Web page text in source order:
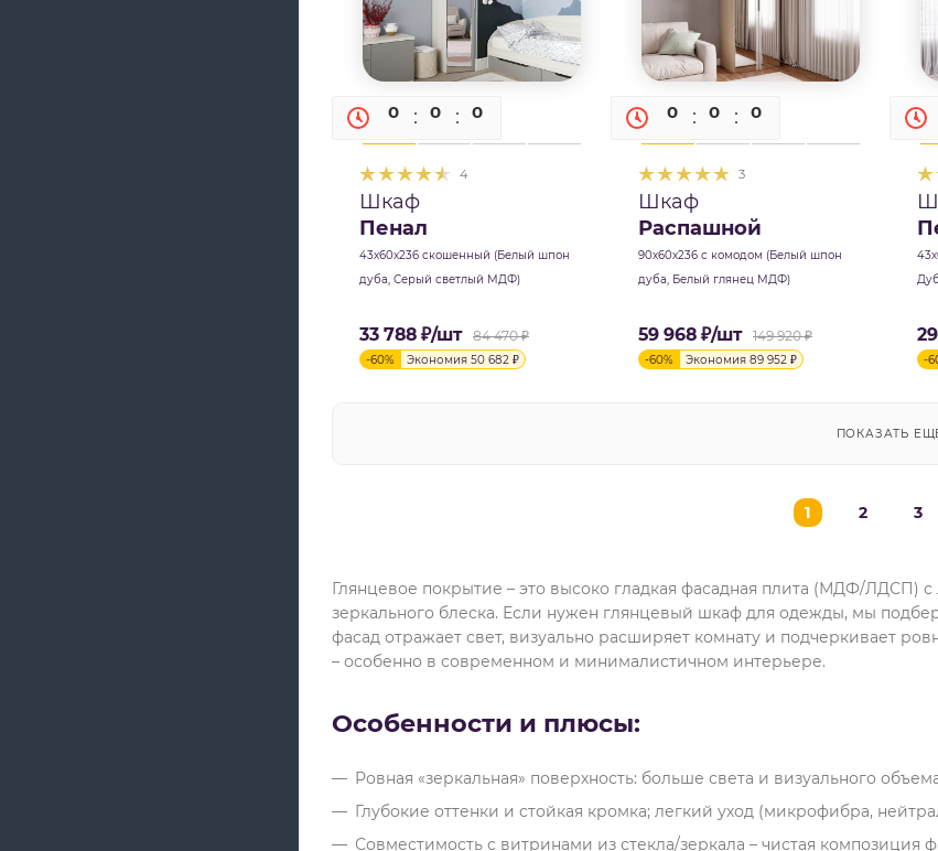
0 0 0
4
Шкаф
Пенал
43х60х236 скошенный (Белый шпон
дуба, Серый светлый МДФ)
33 788 ₽/шт 84 470₽
-60% Экономия 50 682 ₽
0 0 0
3
Шкаф
Распашной
90х60х236 с комодом (Белый шпон
дуба, Белый глянец МДФ)
59 968 ₽/шт 149 920₽
-60% Экономия 89 952 ₽ -
ПОКАЗАТЬ
1 2 3
Глянцевое покрытие – это высоко гладкая фасадная плита (МДФ/ЛДСП)
зеркального блеска. Если нужен глянцевый шкаф для одежды, мы
фасад отражает свет, визуально расширяет комнату и подчеркивает
– особенно в современном и минималистичном интерьере.
Особенности и плюсы:
Ровная «зеркальная» поверхность: больше света и визуального
Глубокие оттенки и стойкая кромка; легкий уход (микрофибра,
Совместимость с витринами из стекла/зеркала – чистая композиция